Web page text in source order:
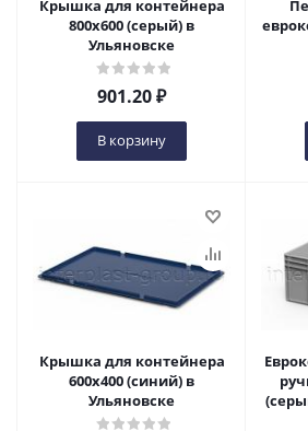
Крышка для контейнера
800х600 (серый) в
Ульяновске
901.20₽
В корзину
Крышка для контейнера
600х400 (синий) в
Ульяновске